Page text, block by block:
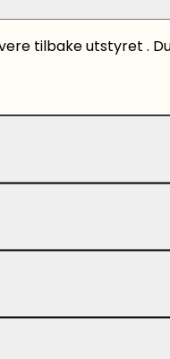
tilbake utstyret .